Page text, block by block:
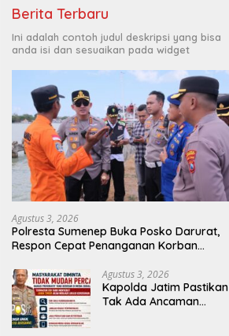
Berita Terbaru
Ini adalah contoh judul deskripsi yang bisa
anda isi dan sesuaikan pada widget
Agustus 3, 2026
Polresta Sumenep Buka Posko Darurat,
Respon Cepat Penanganan Korban
Agustus 3, 2026
Kapolda Jatim Pastikan
Tak Ada Ancaman